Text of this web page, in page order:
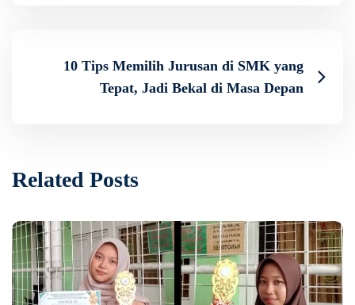
10 Tips Memilih Jurusan di SMK yang
Tepat, Jadi Bekal di Masa Depan
Related Posts